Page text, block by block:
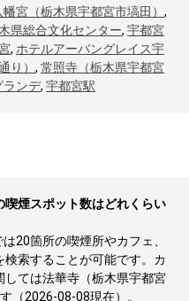
幡宮（栃木県宇都宮市塙田） ,
県総合文化センター, 宇都宮
, ホテルアーバングレイス宇
り） , 常照寺（栃木県宇都宮
ランデ, 宇都宮駅
煙スポット数はどれくらい
20箇所の喫煙所やカフェ、
索することが可能です。カ
ては法華寺（栃木県宇都宮
（2026-08-08現在）。